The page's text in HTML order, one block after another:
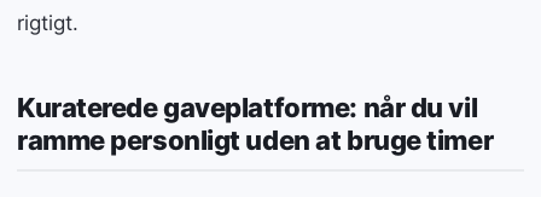
rigtigt.
Kuraterede gaveplatforme: når du vil
ramme personligt uden at bruge timer